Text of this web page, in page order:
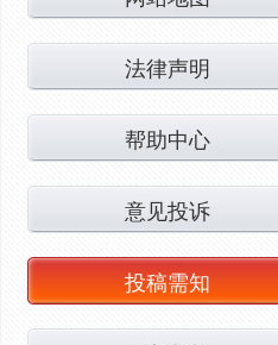
法律声明
帮助中心
意见投诉
投稿需知